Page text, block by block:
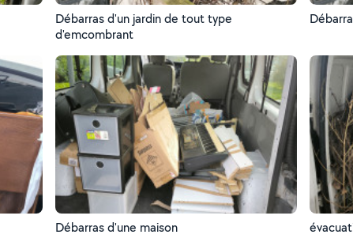
Débarras d'un jardin de tout type
d'emcombrant
Débarras d'une maison